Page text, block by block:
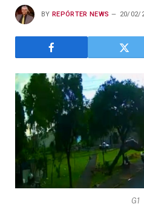
BY REPÓRTER NEWS 20/02/
G1